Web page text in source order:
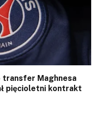
transfer Maghnesa
pięcioletni kontrakt